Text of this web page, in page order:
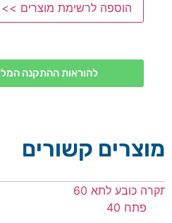
הוספה לרשימת מוצרים >>
להוראות ההתקנה
מוצרים קשורים